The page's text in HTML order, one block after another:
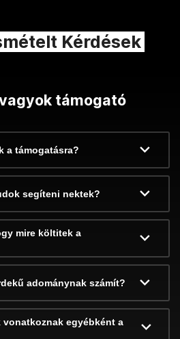
Kérdések
támogató
a támogatásra?
segíteni nektek?
mire költitek a
adománynak számít?
egyébként a